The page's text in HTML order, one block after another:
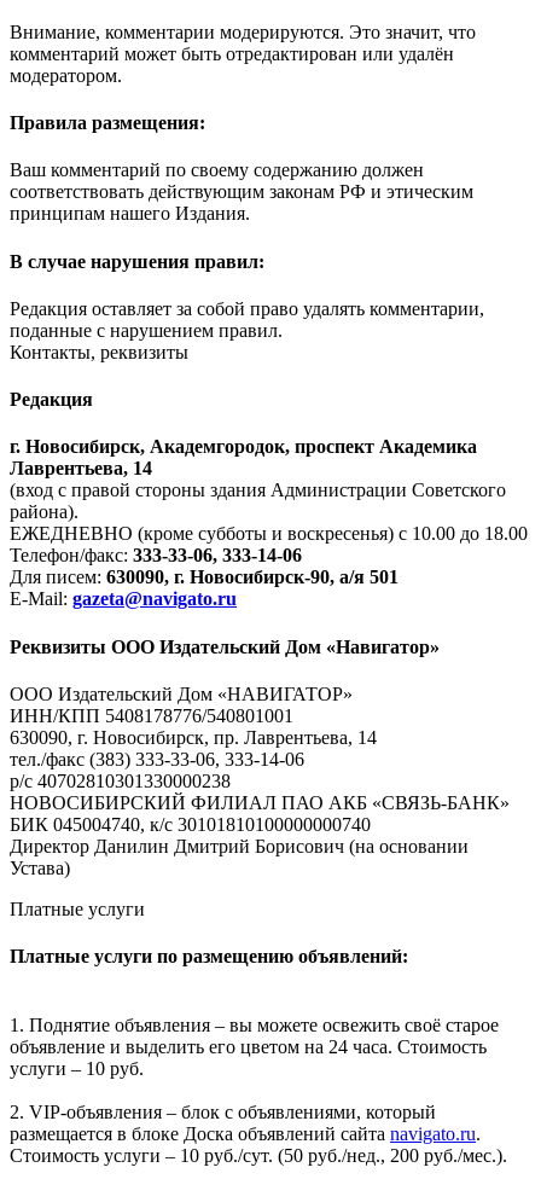
Внимание, комментарии модерируются. Это значит, что
комментарий может быть отредактирован или удалён
модератором.
Правила размещения:
Ваш комментарий по своему содержанию должен
соответствовать действующим законам РФ и этическим
принципам нашего Издания.
В случае нарушения правил:
Редакция оставляет за собой право удалять комментарии,
поданные с нарушением правил.
Контакты, реквизиты
Редакция
г. Новосибирск, Академгородок, проспект Академика
Лаврентьева, 14
(вход с правой стороны здания Администрации Советского
района).
ЕЖЕДНЕВНО (кроме субботы и воскресенья) с 10.00 до 18.00
Телефон/факс: 333-33-06, 333-14-06
Для писем: 630090, г. Новосибирск-90, а/я 501
E-Mail: gazeta@navigato.ru
Реквизиты ООО Издательский Дом «Навигатор»
ООО Издательский Дом «НАВИГАТОР»
ИНН/КПП 5408178776/540801001
630090, г. Новосибирск, пр. Лаврентьева, 14
тел./факс (383) 333-33-06, 333-14-06
р/с 40702810301330000238
НОВОСИБИРСКИЙ ФИЛИАЛ ПАО АКБ «СВЯЗЬ-БАНК»
БИК 045004740, к/с 30101810100000000740
Директор Данилин Дмитрий Борисович (на основании
Устава)
Платные услуги
Платные услуги по размещению объявлений:
1. Поднятие объявления – вы можете освежить своё старое
объявление и выделить его цветом на 24 часа. Стоимость
услуги – 10 руб.
2. VIP-объявления – блок с объявлениями, который
размещается в блоке Доска объявлений сайта navigato.ru.
Стоимость услуги – 10 руб./сут. (50 руб./нед., 200 руб./мес.).